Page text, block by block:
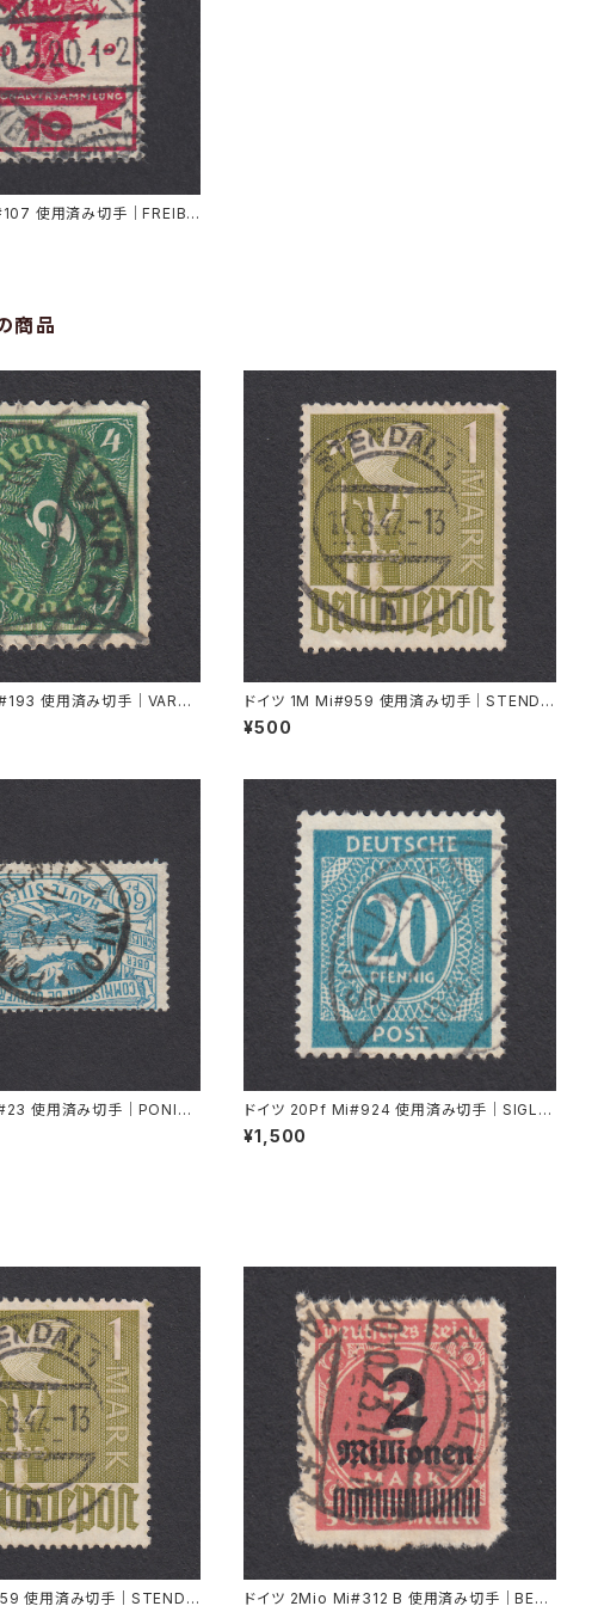
使用済み切手｜FREIBU
商品
使用済み切手｜VARRE
ドイツ 1M Mi#959 使用済み切手｜STENDA
L 11.8.1947
¥500
使用済み切手｜PONISC
ドイツ 20Pf Mi#924 使用済み切手｜SIGLIN
GEN 7.11.1947
¥1,500
使用済み切手｜STENDA ドイツ 2Mio Mi#312 B 使用済み切手｜BERL